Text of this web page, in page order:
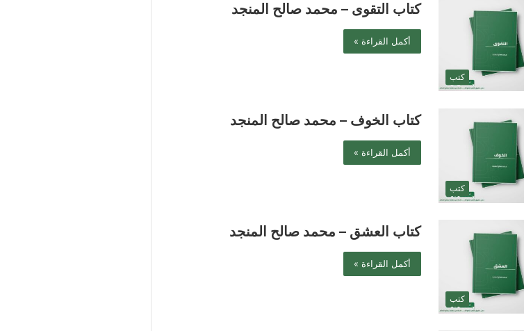
كتب
كتاب التقوى – محمد صالح المنجد
أكمل القراءة »
كتب
كتاب الخوف – محمد صالح المنجد
أكمل القراءة »
كتب
كتاب العشق – محمد صالح المنجد
أكمل القراءة »